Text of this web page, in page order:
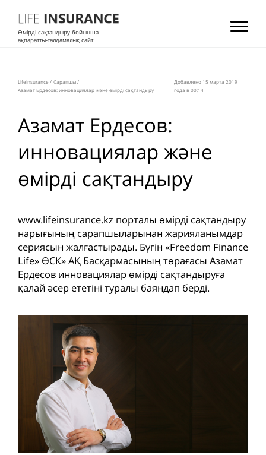
Өмірді сақтандыру бойынша
ақпаратты-талдамалық сайт
LifeInsurance / Сарапшы/
Азамат Ердесов: инновациялар және өмірді сақтандыру
Добавлено 15 мартa 2019
года в 00:14
Азамат Ердесов:
инновациялар және
өмірді сақтандыру
www.lifeinsurance.kz порталы өмірді сақтандыру
нарығының сарапшыларынан жарияланымдар
сериясын жалғастырады. Бүгін «Freedom Finance
Life» ӨСК» АҚ Басқармасының төрағасы Азамат
Ердесов инновациялар өмірді сақтандыруға
қалай әсер ететіні туралы баяндап берді.